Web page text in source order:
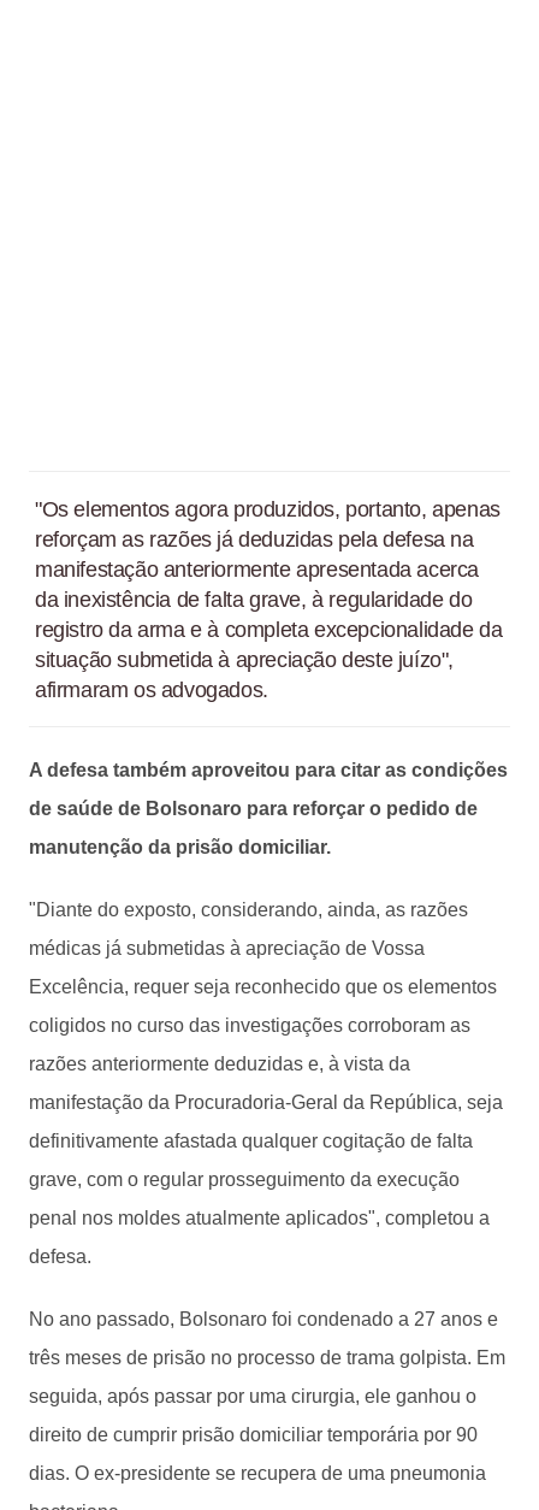
"Os elementos agora produzidos, portanto, apenas
reforçam as razões já deduzidas pela defesa na
manifestação anteriormente apresentada acerca
da inexistência de falta grave, à regularidade do
registro da arma e à completa excepcionalidade da
situação submetida à apreciação deste juízo",
afirmaram os advogados.
A defesa também aproveitou para citar as condições
de saúde de Bolsonaro para reforçar o pedido de
manutenção da prisão domiciliar.
"Diante do exposto, considerando, ainda, as razões
médicas já submetidas à apreciação de Vossa
Excelência, requer seja reconhecido que os elementos
coligidos no curso das investigações corroboram as
razões anteriormente deduzidas e, à vista da
manifestação da Procuradoria-Geral da República, seja
definitivamente afastada qualquer cogitação de falta
grave, com o regular prosseguimento da execução
penal nos moldes atualmente aplicados", completou a
defesa.
No ano passado, Bolsonaro foi condenado a 27 anos e
três meses de prisão no processo de trama golpista. Em
seguida, após passar por uma cirurgia, ele ganhou o
direito de cumprir prisão domiciliar temporária por 90
dias. O ex-presidente se recupera de uma pneumonia